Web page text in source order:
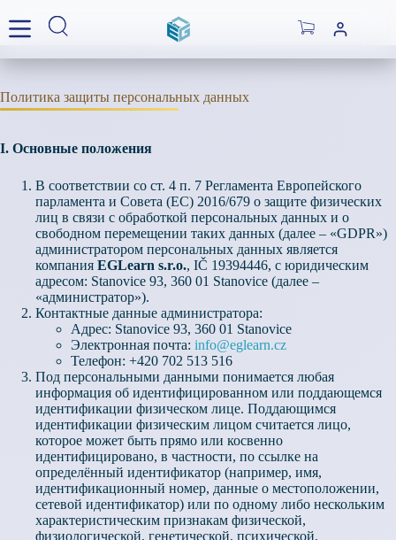
to
content
Shopping
Политика защиты персональных данных
I. Основные положения
В соответствии со ст. 4 п. 7 Регламента Европейского
парламента и Совета (ЕС) 2016/679 о защите физических
лиц в связи с обработкой персональных данных и о
свободном перемещении таких данных (далее – «GDPR»)
администратором персональных данных является
компания EGLearn s.r.o., IČ 19394446, с юридическим
адресом: Stanovice 93, 360 01 Stanovice (далее –
«администратор»).
Контактные данные администратора:
Адрес: Stanovice 93, 360 01 Stanovice
Электронная почта: info@eglearn.cz
Телефон: +420 702 513 516
Под персональными данными понимается любая
информация об идентифицированном или поддающемся
идентификации физическом лице. Поддающимся
идентификации физическим лицом считается лицо,
которое может быть прямо или косвенно
идентифицировано, в частности, по ссылке на
определённый идентификатор (например, имя,
идентификационный номер, данные о местоположении,
сетевой идентификатор) или по одному либо нескольким
характеристическим признакам физической,
физиологической, генетической, психической,